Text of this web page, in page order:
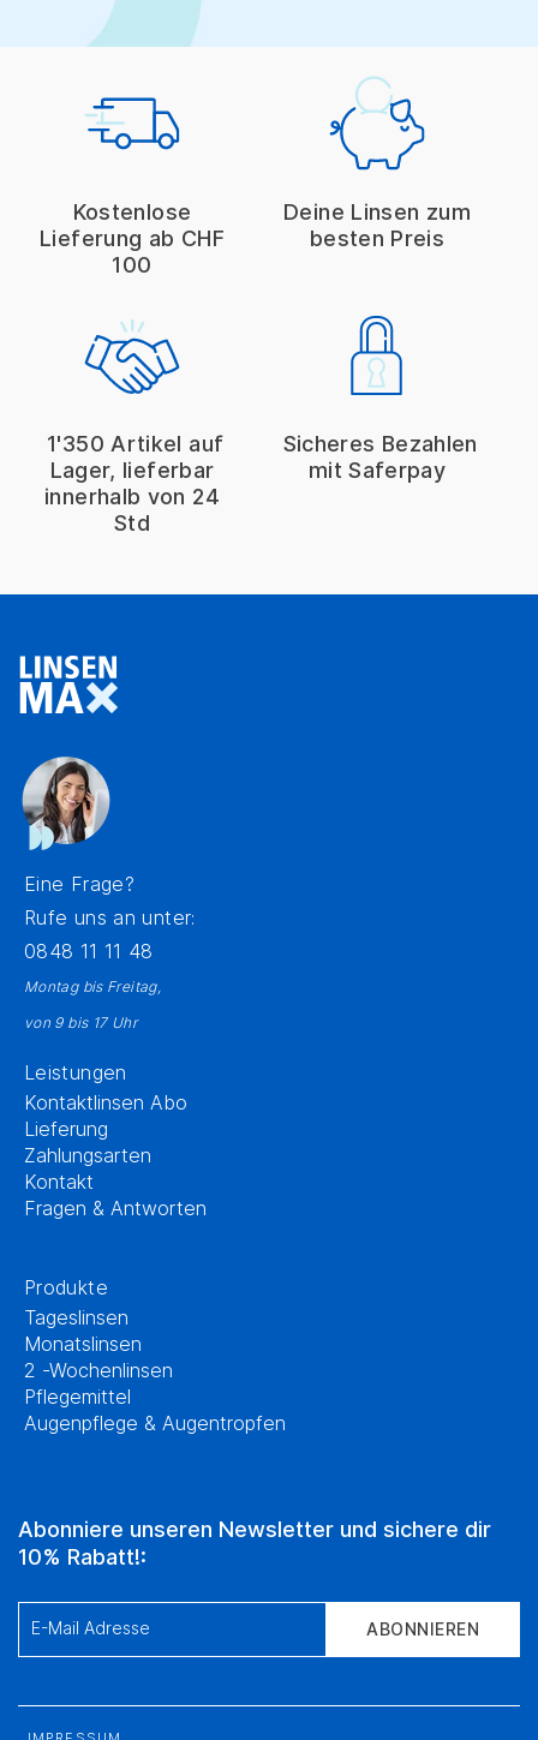
Kostenlose
Lieferung ab CHF
100
Deine Linsen zum
besten Preis
1'350 Artikel auf
Lager, lieferbar
innerhalb von 24
Std
Sicheres Bezahlen
mit Saferpay
Eine Frage?
Rufe uns an unter:
0848 11 11 48
Montag bis Freitag,
von 9 bis 17 Uhr
Leistungen
Kontaktlinsen Abo
Lieferung
Zahlungsarten
Kontakt
Fragen & Antworten
Produkte
Tageslinsen
Monatslinsen
2 -Wochenlinsen
Pflegemittel
Augenpflege & Augentropfen
Abonniere unseren Newsletter und sichere dir
10% Rabatt!:
E-Mail Adresse ABONNIEREN